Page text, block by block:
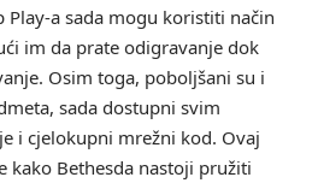
a sada mogu koristiti način
im da prate odigravanje dok
Osim toga, poboljšani su i
sada dostupni svim
i cjelokupni mrežni kod. Ovaj
kako Bethesda nastoji pružiti